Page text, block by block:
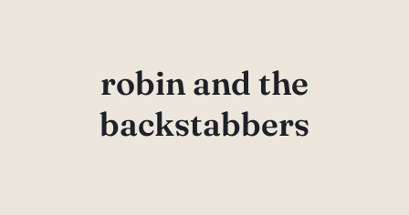
robin and the
backstabbers